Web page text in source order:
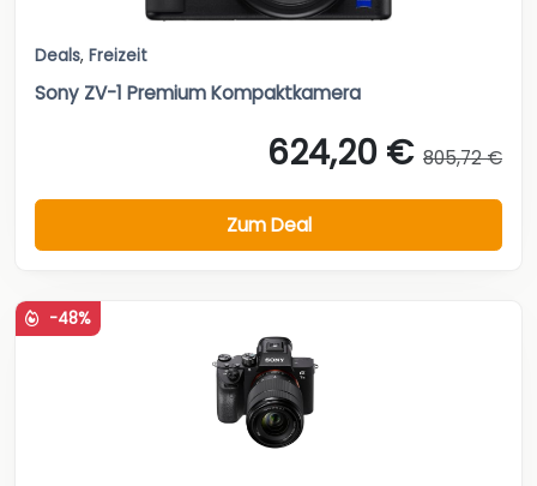
Deals, Freizeit
Sony ZV-1 Premium Kompaktkamera
624,20 € 805,72 €
Zum Deal
-48%